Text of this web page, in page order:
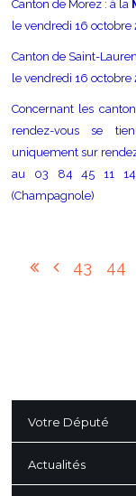
Canton de Morez : à la
le vendredi 16 octobre
Canton de Saint-
le vendredi 16 octobre
Concernant les
rendez-vous se
uniquement sur
au 03 84 45 11
(Champagnole)
43 44
Votre Député
Actualités